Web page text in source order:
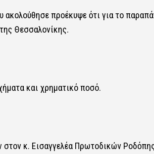
ακολούθησε προέκυψε ότι για το
Θεσσαλονίκης.
και χρηματικό ποσό.
στον κ. Εισαγγελέα Πρωτοδικών